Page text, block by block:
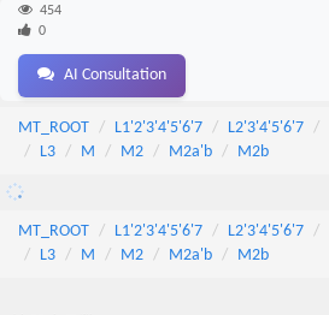
454
0
AI Consultation
MT_ROOT L1'2'3'4'5'6'7 L2'3'4'5'6'7
L3
M M2 M2a'b M2b
MT_ROOT L1'2'3'4'5'6'7 L2'3'4'5'6'7
L3
M M2 M2a'b M2b